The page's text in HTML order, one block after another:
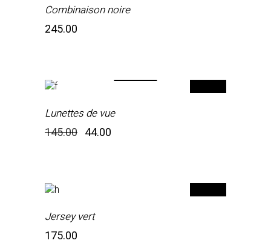
Combinaison noire
245.00
Lunettes de vue
145.00
Le
44.00
Jersey vert
175.00